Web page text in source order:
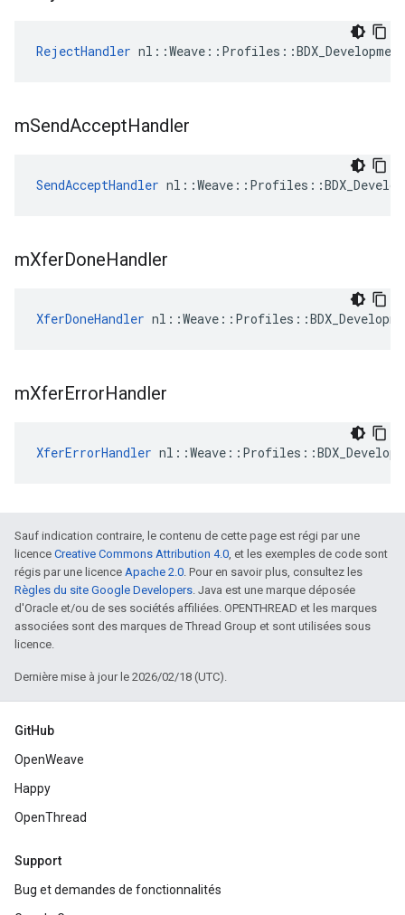
RejectHandler
mSendAcceptHandler
SendAcceptHandler
mXferDoneHandler
XferDoneHandler
mXferErrorHandler
XferErrorHandler
Sauf indication contraire, le contenu de cette page est régi par une
licence Creative Commons Attribution 4.0, et les exemples de code sont
régis par une licence Apache 2.0. Pour en savoir plus, consultez les
Règles du site Google Developers. Java est une marque déposée
d'Oracle et/ou de ses sociétés affiliées. OPENTHREAD et les marques
associées sont des marques de Thread Group et sont utilisées sous
licence.
Dernière mise à jour le 2026/02/18 (UTC).
GitHub
OpenWeave
Happy
OpenThread
Support
Bug et demandes de fonctionnalités